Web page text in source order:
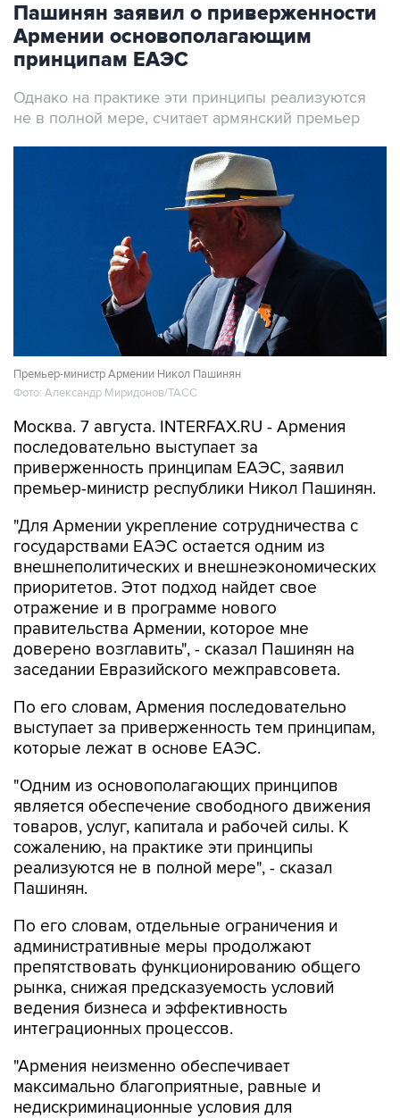
Пашинян заявил о приверженности
Армении основополагающим
принципам ЕАЭС
Однако на практике эти принципы реализуются
не в полной мере, считает армянский премьер
Премьер-министр Армении Никол Пашинян
Фото: Александр Миридонов/ТАСС
Москва. 7 августа. INTERFAX.RU - Армения
последовательно выступает за
приверженность принципам ЕАЭС, заявил
премьер-министр республики Никол Пашинян.
"Для Армении укрепление сотрудничества с
государствами ЕАЭС остается одним из
внешнеполитических и внешнеэкономических
приоритетов. Этот подход найдет свое
отражение и в программе нового
правительства Армении, которое мне
доверено возглавить", - сказал Пашинян на
заседании Евразийского межправсовета.
По его словам, Армения последовательно
выступает за приверженность тем принципам,
которые лежат в основе ЕАЭС.
"Одним из основополагающих принципов
является обеспечение свободного движения
товаров, услуг, капитала и рабочей силы. К
сожалению, на практике эти принципы
реализуются не в полной мере", - сказал
Пашинян.
По его словам, отдельные ограничения и
административные меры продолжают
препятствовать функционированию общего
рынка, снижая предсказуемость условий
ведения бизнеса и эффективность
интеграционных процессов.
"Армения неизменно обеспечивает
максимально благоприятные, равные и
недискриминационные условия для